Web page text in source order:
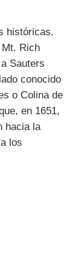
históricas.
Rich
Sauters
conocido
o Colina de
en 1651,
hacia la
los